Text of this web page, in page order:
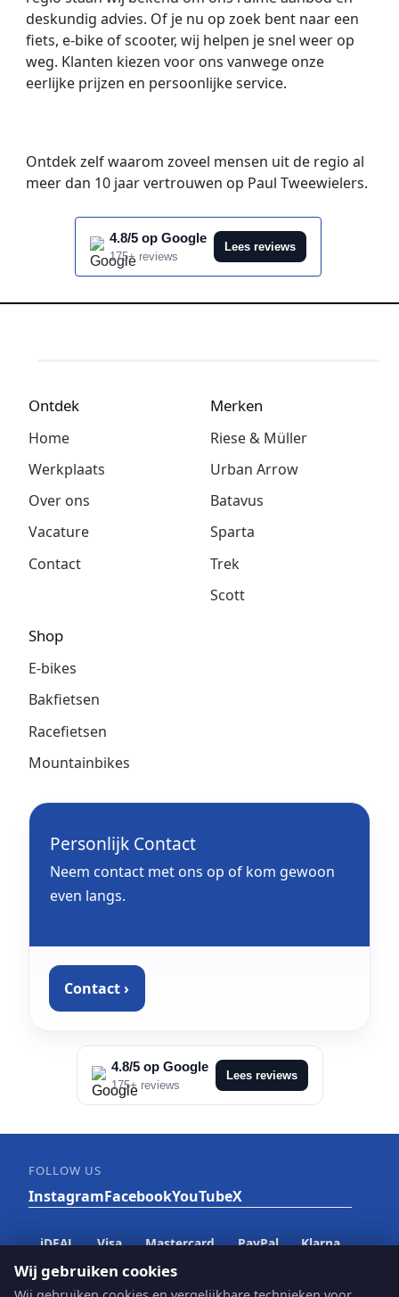
deskundig advies. Of je nu op zoek bent naar een
fiets, e-bike of scooter, wij helpen je snel weer op
weg. Klanten kiezen voor ons vanwege onze
eerlijke prijzen en persoonlijke service.
Ontdek zelf waarom zoveel mensen uit de regio al
meer dan 10 jaar vertrouwen op Paul Tweewielers.
4.8/5 op Google
175+ reviews
Lees reviews
Ontdek
Home
Werkplaats
Over ons
Vacature
Contact
Merken
Riese & Müller
Urban Arrow
Batavus
Sparta
Trek
Scott
Shop
E-bikes
Bakfietsen
Racefietsen
Mountainbikes
Personlijk Contact
Neem contact met ons op of kom gewoon
even langs.
Contact ›
4.8/5 op Google
175+ reviews
Lees reviews
FOLLOW US
InstagramFacebookYouTubeX
iDEAL Visa Mastercard PayPal Klarna
Wij gebruiken cookies